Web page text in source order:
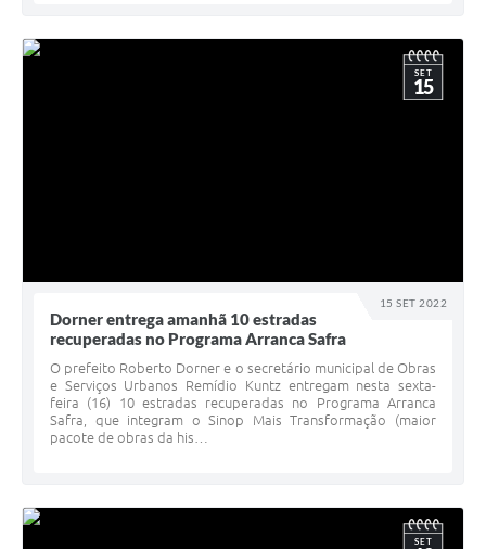
15 SET 2022
SET
15
Dorner entrega amanhã 10 estradas
recuperadas no Programa Arranca Safra
O prefeito Roberto Dorner e o secretário municipal de Obras
e Serviços Urbanos Remídio Kuntz entregam nesta sexta-
feira (16) 10 estradas recuperadas no Programa Arranca
Safra, que integram o Sinop Mais Transformação (maior
pacote de obras da his…
SET